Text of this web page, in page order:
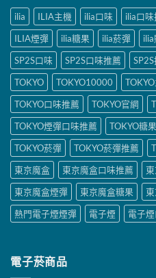
ilia ILIA主機 ilia口味 ilia口味
ILIA煙彈
ilia糖果 ilia菸彈 ilia
SP2S口味
SP2S口味推薦
TOKYO
TOKYO10000
TOKYO口味推薦
TOKYO官網
TOKYO煙彈口味推薦
TOKYO糖果
TOKYO菸彈
TOKYO菸彈推薦
東京魔盒
東京魔盒口味推薦
東京魔盒煙彈
東京魔盒糖果
熱門電子煙煙彈
電子煙 電子
電子菸商品